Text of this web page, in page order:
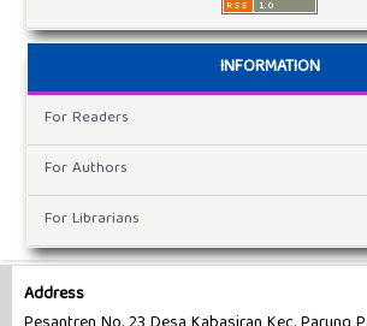
INFORMATION
For Readers
For Authors
For Librarians
Address